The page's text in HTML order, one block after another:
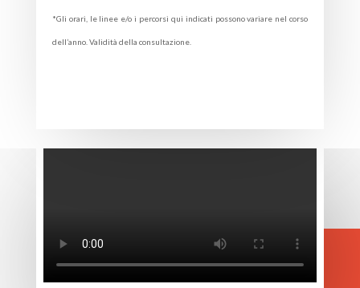
*Gli orari, le linee e/o i percorsi qui indicati possono variare nel corso
dell’anno. Validità della consultazione.